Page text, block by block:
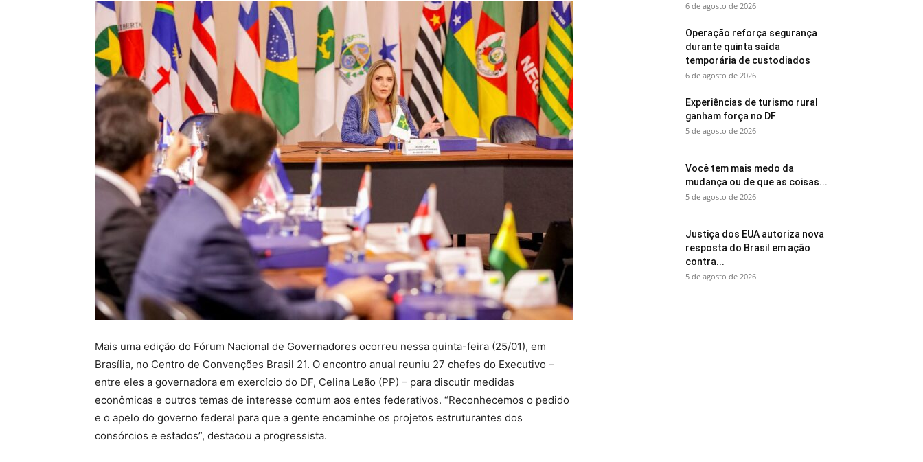
Mais uma edição do Fórum Nacional de Governadores ocorreu nessa quinta-feira (25/01), em
Brasília, no Centro de Convenções Brasil 21. O encontro anual reuniu 27 chefes do Executivo –
entre eles a governadora em exercício do DF, Celina Leão (PP) – para discutir medidas
econômicas e outros temas de interesse comum aos entes federativos. “Reconhecemos o pedido
e o apelo do governo federal para que a gente encaminhe os projetos estruturantes dos
consórcios e estados”, destacou a progressista.
6 de agosto de 2026
Operação reforça segurança
durante quinta saída
temporária de custodiados
6 de agosto de 2026
Experiências de turismo rural
ganham força no DF
5 de agosto de 2026
Você tem mais medo da
mudança ou de que as coisas...
5 de agosto de 2026
Justiça dos EUA autoriza nova
resposta do Brasil em ação
contra...
5 de agosto de 2026